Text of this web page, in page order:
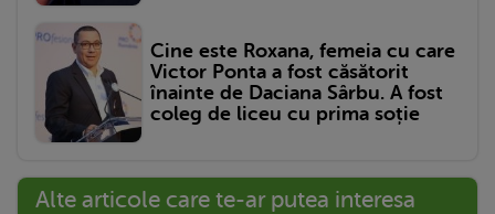
Cine este Roxana, femeia cu care
Victor Ponta a fost căsătorit
înainte de Daciana Sârbu. A fost
coleg de liceu cu prima soție
Alte articole care te-ar putea interesa